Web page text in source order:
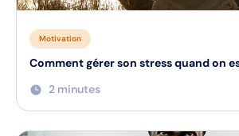
Motivation
Comment gérer son stress quand on
2 minutes